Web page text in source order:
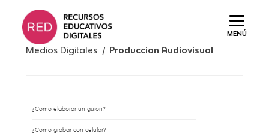
MENÚ
Saltar
contenido.
Medios Digitales /Produccion Audiovisual
¿Cómo elaborar un guion?
¿Cómo grabar con celular?